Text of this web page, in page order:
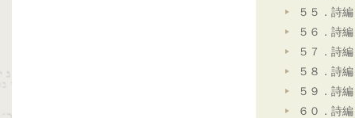
５５．詩
５６．詩
５７．詩
５８．詩
５９．詩
６０．詩